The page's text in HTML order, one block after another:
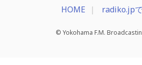
HOME radiko.jp
© Yokohama F.M.